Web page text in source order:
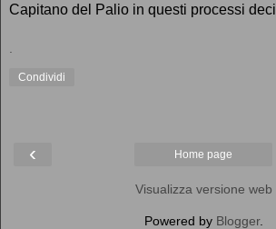
Capitano del Palio in questi processi
.
Condividi
‹ Home page
Visualizza versione web
Powered by Blogger.